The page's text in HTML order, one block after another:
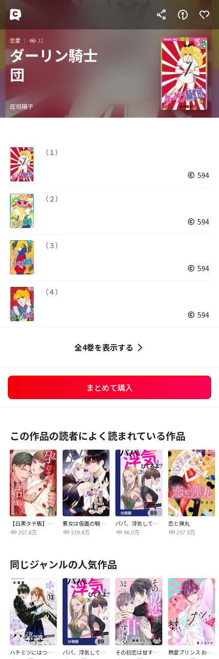
恋愛 32
ダーリン騎士
団
庄司陽子
（１）
594
（２）
594
（３）
594
（４）
594
全4巻を表示する
まとめて購入
この作品の読者によく読まれている作品
【白黒タテ版】孕むまで乱れいけ～身代わり花嫁と軍服の猛愛
357.8万
悪女は仮面の騎士に騙されない
339.4万
パパ、浮気してるよ？娘と二人でクズ夫を捨てます【分冊版】
96.0万
恋と弾丸
257.9万
同じジャンルの人気作品
ハチミツにはつこい
パパ、浮気してるよ？娘と二人でクズ夫を捨てます【分冊版】
その初恋は甘すぎる～恋愛処女には刺激が強い～
熱愛プリンス お兄ちゃんはキミが好き